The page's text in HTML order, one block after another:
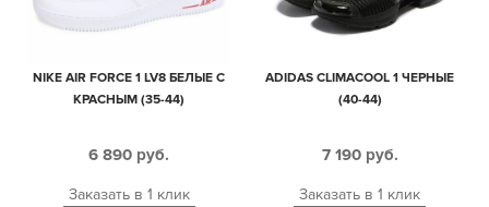
NIKE AIR FORCE 1 LV8 БЕЛЫЕ С
КРАСНЫМ (35-44)
6 890 руб.
Заказать в 1 клик
ADIDAS CLIMACOOL 1 ЧЕРНЫЕ
(40-44)
7 190 руб.
Заказать в 1 клик